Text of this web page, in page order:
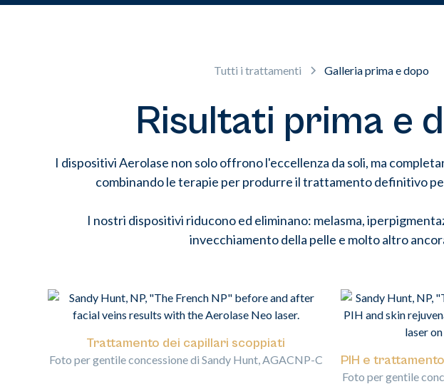
Tutti i trattamenti Galleria prima e dopo
Risultati prima e
I dispositivi Aerolase non solo offrono l'eccellenza da soli, ma
combinando le terapie per produrre il trattamento definitivo
I nostri dispositivi riducono ed eliminano: melasma,
invecchiamento della pelle e molto altro
Trattamento dei capillari scoppiati
Foto per gentile concessione di Sandy Hunt, AGACNP-C PIH e
Foto per gentile